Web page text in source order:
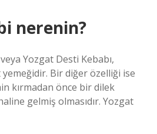
nerenin?
Yozgat Desti Kebabı,
Bir diğer özelliği ise
kırmadan önce bir dilek
gelmiş olmasıdır. Yozgat